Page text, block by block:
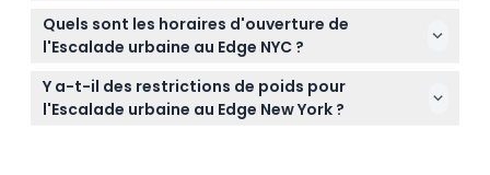
les seniors ou les personnes à mobilité réduite ou
en fauteuil roulant.
Tous les billets pour l'Escalade urbaine sont non
remboursables et ne peuvent pas être annulés,
merci de bien vérifier vos plans avant de réserver.
Quels sont les horaires d'ouverture de
l'Escalade urbaine au Edge NYC ?
L'Escalade urbaine fonctionne du lundi au jeudi de
14h00 à 20h00, et du vendredi au dimanche de
13h30 à 20h00 (horaires susceptibles de changer —
Y a-t-il des restrictions de poids pour
l'Escalade urbaine au Edge New York ?